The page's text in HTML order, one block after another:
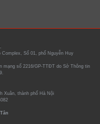
Complex, Số 01, phố Nguyễn Huy
mạng số 2216/GP-TTĐT do Sở Thông tin
Xuân, thành phố Hà Nội